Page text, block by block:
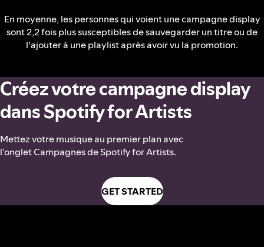
En moyenne, les personnes qui voient une campagne display
sont 2,2 fois plus susceptibles de sauvegarder un titre ou de
l'ajouter à une playlist après avoir vu la promotion.
Créez votre campagne display
dans Spotify for Artists
Mettez votre musique au premier plan avec
l’onglet Campagnes de Spotify for Artists.
GET STARTED